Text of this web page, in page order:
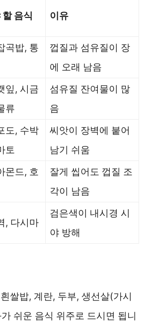
음식 이유
곡밥, 통
껍질과 섬유질이 장
에 오래 남음
잎, 시금
류
섬유질 잔여물이 많
음
도, 수박
토
씨앗이 장벽에 붙어
남기 쉬움
몬드, 호
잘게 씹어도 껍질 조
각이 남음
, 다시마
검은색이 내시경 시
야 방해
쌀밥, 계란, 두부, 생선살(가시
쉬운 음식 위주로 드시면 됩니